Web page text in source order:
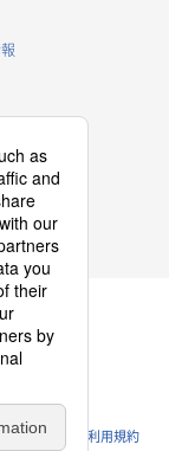
あるご質問
リシー
用条件 利用規約